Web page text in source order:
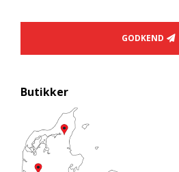
GODKEND
Butikker